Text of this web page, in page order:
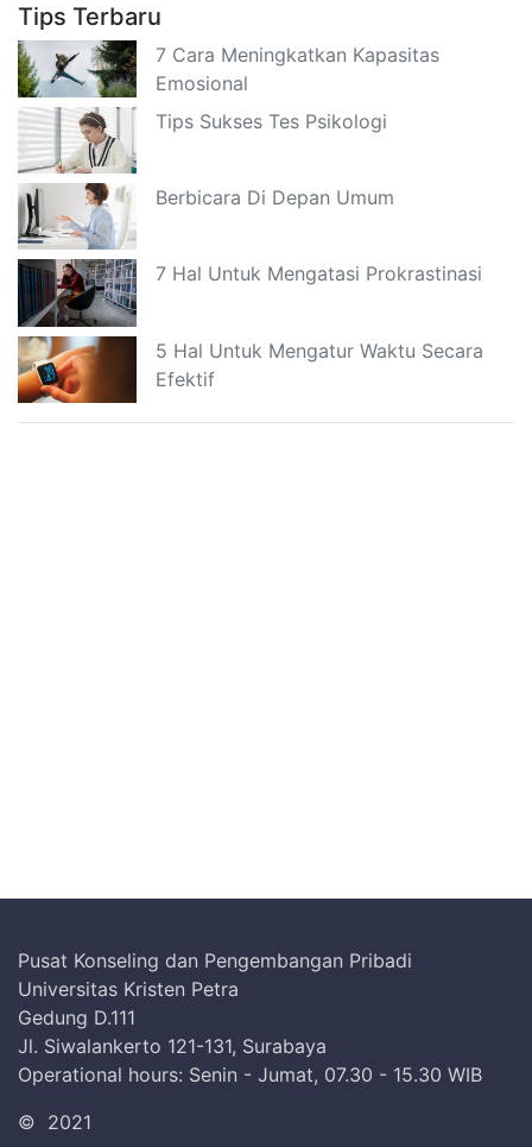
Tips Terbaru
7 Cara Meningkatkan Kapasitas
Emosional
Tips Sukses Tes Psikologi
Berbicara Di Depan Umum
7 Hal Untuk Mengatasi Prokrastinasi
5 Hal Untuk Mengatur Waktu Secara
Efektif
Pusat Konseling dan Pengembangan Pribadi
Universitas Kristen Petra
Gedung D.111
Jl. Siwalankerto 121-131, Surabaya
Operational hours: Senin - Jumat, 07.30 - 15.30 WIB
© 2021